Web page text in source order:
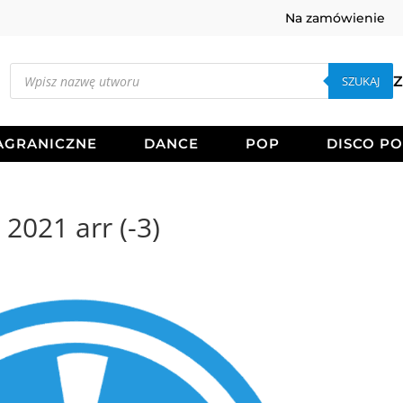
Na zamówienie
Wyszukiwarka
produktów SZUKAJ
DANCE POP DISCO
2021 arr (-3)